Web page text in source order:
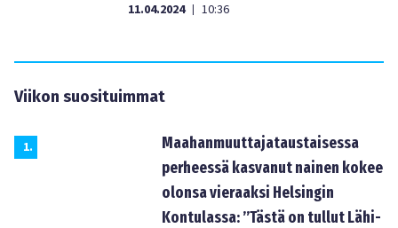
11.04.2024 | 10:36
Viikon suosituimmat
1.
Maahanmuuttajataustaisessa
perheessä kasvanut nainen kokee
olonsa vieraaksi Helsingin
Kontulassa: ”Tästä on tullut Lähi-